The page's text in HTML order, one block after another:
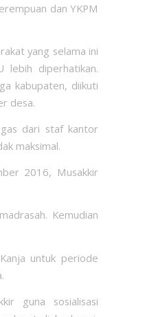
dan YKPM
yang selama ini
lebih diperhatikan.
kabupaten, diikuti
desa.
dari staf kantor
maksimal.
2016, Musakkir
Kemudian
untuk periode
guna sosialisasi